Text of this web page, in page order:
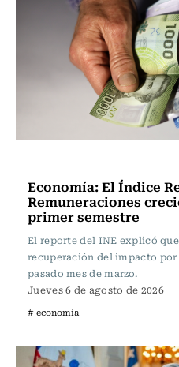
Economía: El Índice
Remuneraciones
primer semestre
El reporte del INE explicó
recuperación del impacto
pasado mes de marzo.
Jueves 6 de agosto de 2026
# economía